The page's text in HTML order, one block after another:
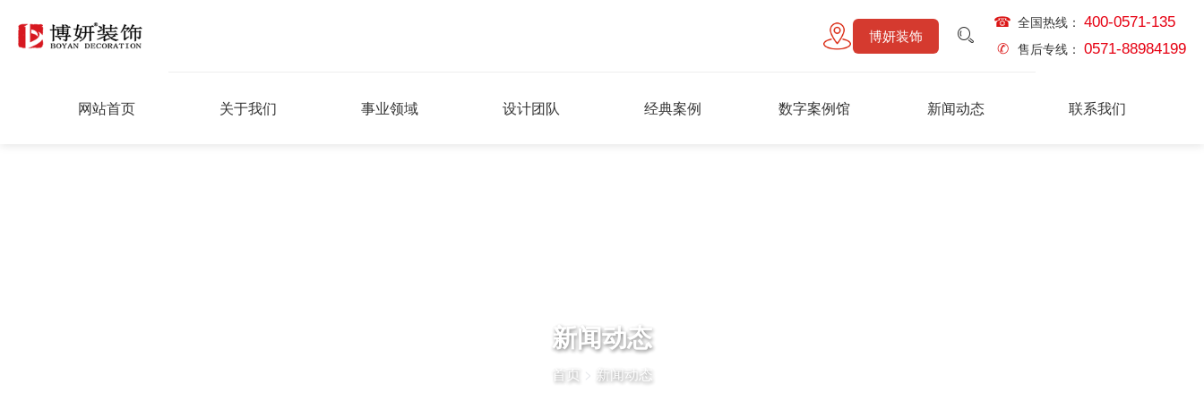
博妍装饰
☎ 全国热线： 400-0571-135
✆ 售后专线： 0571-88984199
网站首页 关于我们 事业领域 设计团队 经典案例 数字案例馆 新闻动态 联系我们
新闻动态
首页 > 新闻动态